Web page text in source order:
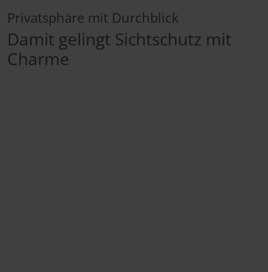
Privatsphäre mit Durchblick
Damit gelingt Sichtschutz mit
Charme